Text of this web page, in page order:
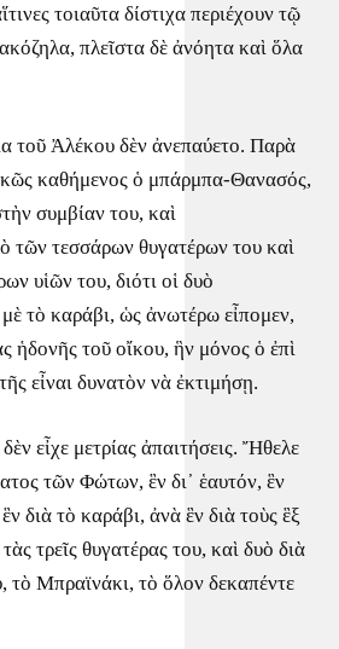
τοιαῦτα δίστιχα περιέχουν τῷ
πλεῖστα δὲ ἀνόητα καὶ ὅλα
τοῦ Ἀλέκου δὲν ἀνεπαύετο. Παρὰ
καθήμενος ὁ μπάρμπα-Θανασός,
συμβίαν του, καὶ
τῶν τεσσάρων θυγατέρων του καὶ
υἱῶν του, διότι οἱ δυὸ
μὲ τὸ καράβι, ὡς ἀνωτέρω εἶπομεν,
ἡδονῆς τοῦ οἴκου, ἣν μόνος ὁ ἐπὶ
εἶναι δυνατὸν νὰ ἐκτιμήσῃ.
εἶχε μετρίας ἀπαιτήσεις. Ἤθελε
τῶν Φώτων, ἓν δι᾿ ἑαυτόν, ἓν
διὰ τὸ καράβι, ἀνὰ ἓν διὰ τοὺς ἓξ
τρεῖς θυγατέρας του, καὶ δυὸ διὰ
τὸ Μπραϊνάκι, τὸ ὅλον δεκαπέντε